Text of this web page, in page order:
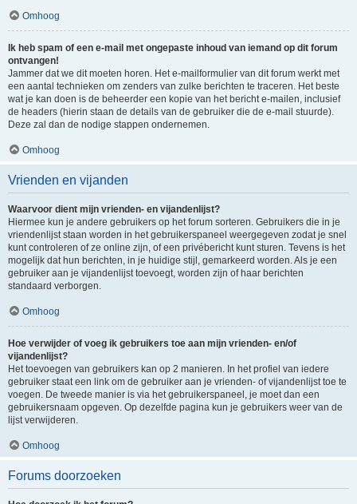
Omhoog
Ik heb spam of een e-mail met ongepaste inhoud van iemand op dit forum
ontvangen!
Jammer dat we dit moeten horen. Het e-mailformulier van dit forum werkt met
een aantal technieken om zenders van zulke berichten te traceren. Het beste
wat je kan doen is de beheerder een kopie van het bericht e-mailen, inclusief
de headers (hierin staan de details van de gebruiker die de e-mail stuurde).
Deze zal dan de nodige stappen ondernemen.
Omhoog
Vrienden en vijanden
Waarvoor dient mijn vrienden- en vijandenlijst?
Hiermee kun je andere gebruikers op het forum sorteren. Gebruikers die in je
vriendenlijst staan worden in het gebruikerspaneel weergegeven zodat je snel
kunt controleren of ze online zijn, of een privébericht kunt sturen. Tevens is het
mogelijk dat hun berichten, in je huidige stijl, gemarkeerd worden. Als je een
gebruiker aan je vijandenlijst toevoegt, worden zijn of haar berichten
standaard verborgen.
Omhoog
Hoe verwijder of voeg ik gebruikers toe aan mijn vrienden- en/of
vijandenlijst?
Het toevoegen van gebruikers kan op 2 manieren. In het profiel van iedere
gebruiker staat een link om de gebruiker aan je vrienden- of vijandenlijst toe te
voegen. De tweede manier is via het gebruikerspaneel, je moet dan een
gebruikersnaam opgeven. Op dezelfde pagina kun je gebruikers weer van de
lijst verwijderen.
Omhoog
Forums doorzoeken